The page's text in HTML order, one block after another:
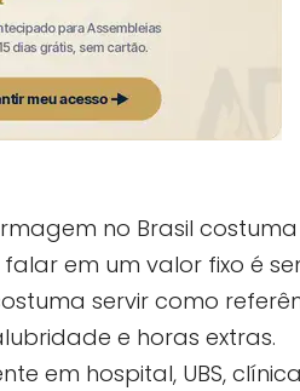
no Brasil
em um valor fixo é
servir como
e horas extras.
em hospital, UBS,